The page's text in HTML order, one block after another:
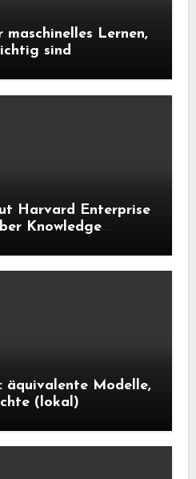
Lernen,
sind
Harvard Enterprise
Knowledge
Modelle,
(lokal)